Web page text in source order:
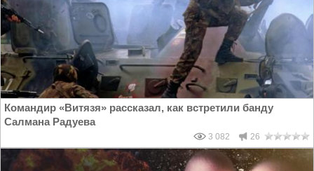
Командир «Витязя» рассказал, как встретили банду
Салмана Радуева
3 082 26